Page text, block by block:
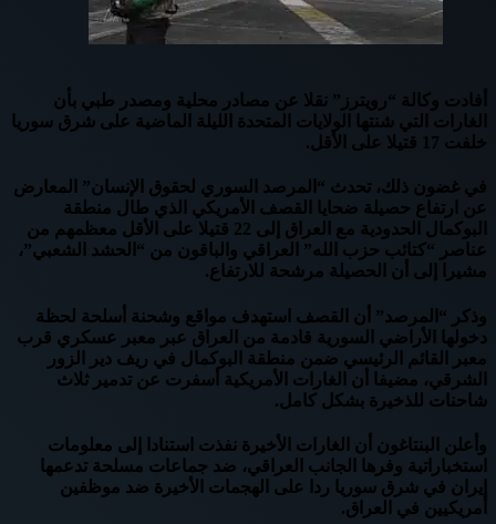
أفادت وكالة “رويترز” نقلا عن مصادر محلية ومصدر طبي بأن
الغارات التي شنتها الولايات المتحدة الليلة الماضية على شرق سوريا
خلفت 17 قتيلا على الأقل.
في غضون ذلك، تحدث “المرصد السوري لحقوق الإنسان” المعارض
عن ارتفاع حصيلة ضحايا القصف الأمريكي الذي طال منطقة
البوكمال الحدودية مع العراق إلى 22 قتيلا على الأقل معظمهم من
عناصر “كتائب حزب الله” العراقي والباقون من “الحشد الشعبي”،
مشيرا إلى أن الحصيلة مرشحة للارتفاع.
وذكر “المرصد” أن القصف استهدف مواقع وشحنة أسلحة لحظة
دخولها الأراضي السورية قادمة من العراق عبر معبر عسكري قرب
معبر القائم الرئيسي ضمن منطقة البوكمال في ريف دير الزور
الشرقي، مضيفا أن الغارات الأمريكية أسفرت عن تدمير ثلاث
شاحنات للذخيرة بشكل كامل.
وأعلن البنتاغون أن الغارات الأخيرة نفذت استنادا إلى معلومات
استخباراتية وفرها الجانب العراقي، ضد جماعات مسلحة تدعمها
إيران في شرق سوريا ردا على الهجمات الأخيرة ضد موظفين
أمريكيين في العراق.